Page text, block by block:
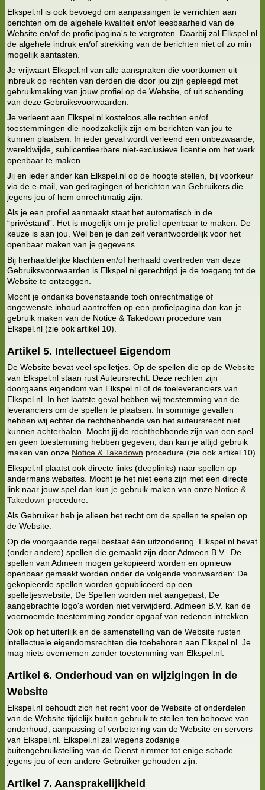
Elkspel.nl is ook bevoegd om aanpassingen te verrichten aan
berichten om de algehele kwaliteit en/of leesbaarheid van de
Website en/of de profielpagina's te vergroten. Daarbij zal Elkspel.nl
de algehele indruk en/of strekking van de berichten niet of zo min
mogelijk aantasten.
Je vrijwaart Elkspel.nl van alle aanspraken die voortkomen uit
inbreuk op rechten van derden die door jou zijn gepleegd met
gebruikmaking van jouw profiel op de Website, of uit schending
van deze Gebruiksvoorwaarden.
Je verleent aan Elkspel.nl kosteloos alle rechten en/of
toestemmingen die noodzakelijk zijn om berichten van jou te
kunnen plaatsen. In ieder geval wordt verleend een onbezwaarde,
wereldwijde, sublicentieerbare niet-exclusieve licentie om het werk
openbaar te maken.
Jij en ieder ander kan Elkspel.nl op de hoogte stellen, bij voorkeur
via de e-mail, van gedragingen of berichten van Gebruikers die
jegens jou of hem onrechtmatig zijn.
Als je een profiel aanmaakt staat het automatisch in de
“privéstand”. Het is mogelijk om je profiel openbaar te maken. De
keuze is aan jou. Wel ben je dan zelf verantwoordelijk voor het
openbaar maken van je gegevens.
Bij herhaaldelijke klachten en/of herhaald overtreden van deze
Gebruiksvoorwaarden is Elkspel.nl gerechtigd je de toegang tot de
Website te ontzeggen.
Mocht je ondanks bovenstaande toch onrechtmatige of
ongewenste inhoud aantreffen op een profielpagina dan kan je
gebruik maken van de Notice & Takedown procedure van
Elkspel.nl (zie ook artikel 10).
Artikel 5. Intellectueel Eigendom
De Website bevat veel spelletjes. Op de spellen die op de Website
van Elkspel.nl staan rust Auteursrecht. Deze rechten zijn
doorgaans eigendom van Elkspel.nl of de toeleveranciers van
Elkspel.nl. In het laatste geval hebben wij toestemming van de
leveranciers om de spellen te plaatsen. In sommige gevallen
hebben wij echter de rechthebbende van het auteursrecht niet
kunnen achterhalen. Mocht jij de rechthebbende zijn van een spel
en geen toestemming hebben gegeven, dan kan je altijd gebruik
maken van onze Notice & Takedown procedure (zie ook artikel 10).
Elkspel.nl plaatst ook directe links (deeplinks) naar spellen op
andermans websites. Mocht je het niet eens zijn met een directe
link naar jouw spel dan kun je gebruik maken van onze Notice &
Takedown procedure.
Als Gebruiker heb je alleen het recht om de spellen te spelen op
de Website.
Op de voorgaande regel bestaat één uitzondering. Elkspel.nl bevat
(onder andere) spellen die gemaakt zijn door Admeen B.V.. De
spellen van Admeen mogen gekopieerd worden en opnieuw
openbaar gemaakt worden onder de volgende voorwaarden: De
gekopieerde spellen worden gepubliceerd op een
spelletjeswebsite; De Spellen worden niet aangepast; De
aangebrachte logo's worden niet verwijderd. Admeen B.V. kan de
voornoemde toestemming zonder opgaaf van redenen intrekken.
Ook op het uiterlijk en de samenstelling van de Website rusten
intellectuele eigendomsrechten die toebehoren aan Elkspel.nl. Je
mag niets overnemen zonder toestemming van Elkspel.nl.
Artikel 6. Onderhoud van en wijzigingen in de
Website
Elkspel.nl behoudt zich het recht voor de Website of onderdelen
van de Website tijdelijk buiten gebruik te stellen ten behoeve van
onderhoud, aanpassing of verbetering van de Website en servers
van Elkspel.nl. Elkspel.nl zal wegens zodanige
buitengebruikstelling van de Dienst nimmer tot enige schade
jegens jou of een andere Gebruiker gehouden zijn.
Artikel 7. Aansprakelijkheid